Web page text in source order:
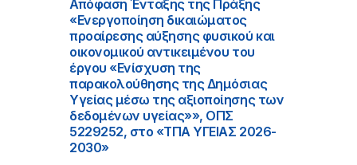
Απόφαση Ένταξης της Πράξης
«Ενεργοποίηση δικαιώματος
προαίρεσης αύξησης φυσικού και
οικονομικού αντικειμένου του
έργου «Ενίσχυση της
παρακολούθησης της Δημόσιας
Υγείας μέσω της αξιοποίησης των
δεδομένων υγείας»», ΟΠΣ
5229252, στο «ΤΠΑ ΥΓΕΙΑΣ 2026-
2030»